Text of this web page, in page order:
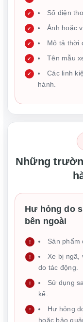
Số điện
Ảnh hoặc
Mô tả thời
Tên mẫu
Các linh
hành.
Những
Hư hỏng do
bên ngoài
Sản phẩm
Xe bị ngã,
do tác động.
Sử dụng
kế.
Hư hỏng
hoặc bảo